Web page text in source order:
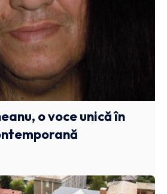
o voce unică în